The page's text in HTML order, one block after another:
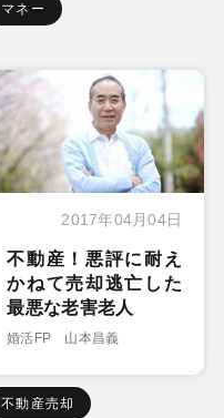
マネー
2017年04月04日
不動産！悪評に耐え
かねて売却逃亡した
最悪な老害老人
婚活FP 山本昌義
不動産売却